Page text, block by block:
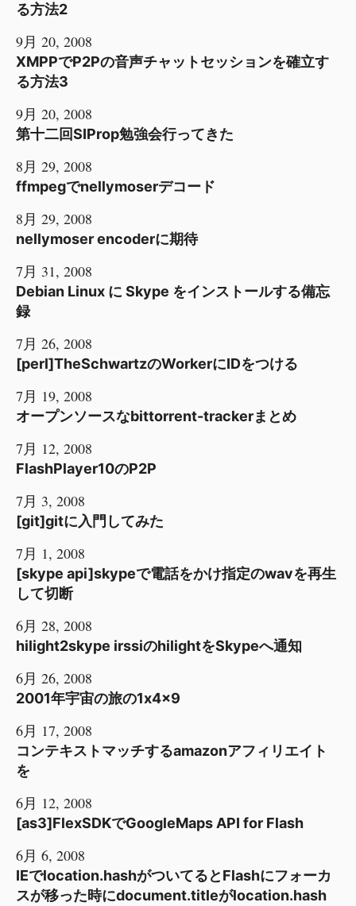
る方法2
9月 20, 2008
XMPPでP2Pの音声チャットセッションを確立す
る方法3
9月 20, 2008
第十二回SIProp勉強会行ってきた
8月 29, 2008
ffmpegでnellymoserデコード
8月 29, 2008
nellymoser encoderに期待
7月 31, 2008
Debian Linux に Skype をインストールする備忘
録
7月 26, 2008
[perl]TheSchwartzのWorkerにIDをつける
7月 19, 2008
オープンソースなbittorrent-trackerまとめ
7月 12, 2008
FlashPlayer10のP2P
7月 3, 2008
[git]gitに入門してみた
7月 1, 2008
[skype api]skypeで電話をかけ指定のwavを再生
して切断
6月 28, 2008
hilight2skype irssiのhilightをSkypeへ通知
6月 26, 2008
2001年宇宙の旅の1x4x9
6月 17, 2008
コンテキストマッチするamazonアフィリエイト
を
6月 12, 2008
[as3]FlexSDKでGoogleMaps API for Flash
6月 6, 2008
IEでlocation.hashがついてるとFlashにフォーカ
スが移った時にdocument.titleがlocation.hash